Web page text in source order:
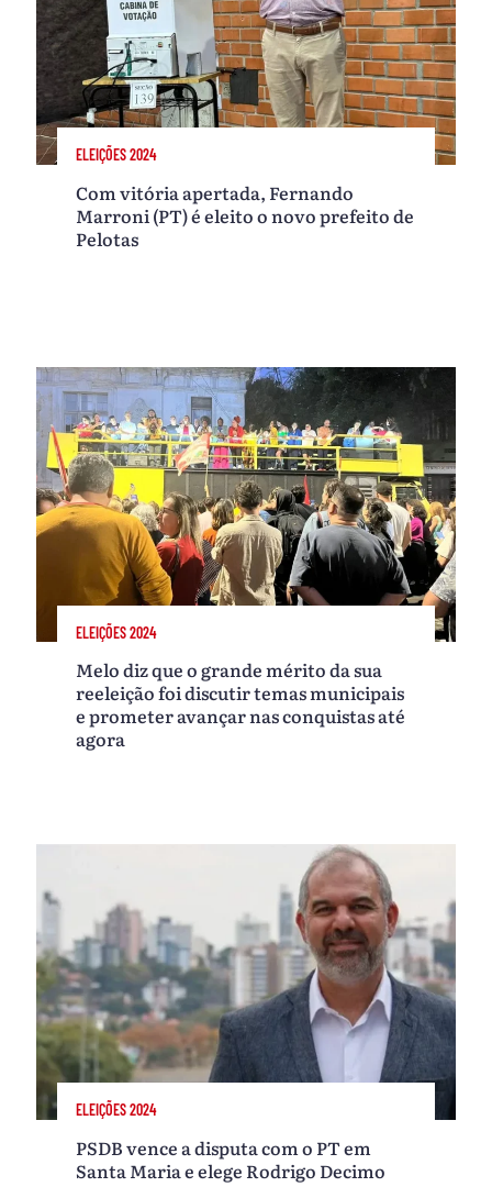
ELEIÇÕES 2024
Com vitória apertada, Fernando
Marroni (PT) é eleito o novo prefeito de
Pelotas
ELEIÇÕES 2024
Melo diz que o grande mérito da sua
reeleição foi discutir temas municipais
e prometer avançar nas conquistas até
agora
ELEIÇÕES 2024
PSDB vence a disputa com o PT em
Santa Maria e elege Rodrigo Decimo